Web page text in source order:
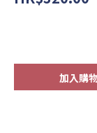
加入購